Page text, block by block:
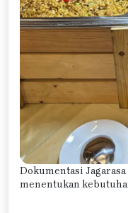
Dokumentasi
menentukan